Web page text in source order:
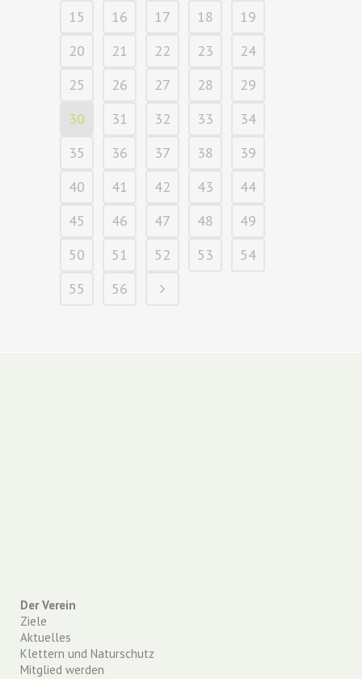
15
16 17 18
19
20
21 22 23
24
25
26 27 28
29
30
31 32 33
34
35
36 37 38
39
40
41 42 43
44
45
46 47 48
49
50
51 52 53
54
55
56
Der Verein
Ziele
Aktuelles
Klettern und Naturschutz
Mitglied werden